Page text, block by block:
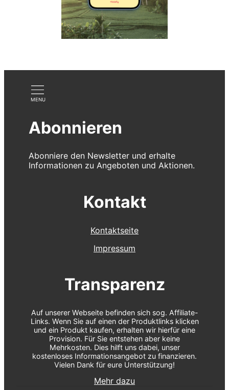
Abonnieren
Abonniere den Newsletter und erhalte
Informationen zu Angeboten und Aktionen.
Kontakt
Kontaktseite
Impressum
Transparenz
Auf unserer Webseite befinden sich sog. Affiliate-
Links. Wenn Sie auf einen der Produktlinks klicken
und ein Produkt kaufen, erhalten wir hierfür eine
Provision. Für Sie entstehen aber keine
Mehrkosten. Dies hilft uns dabei, unser
kostenloses Informationsangebot zu finanzieren.
Vielen Dank für eure Unterstützung!
Mehr dazu